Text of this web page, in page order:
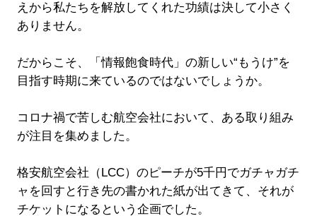
えから私たちを解放してくれた功績は決して小さく
ありません。
だからこそ、「情報飽食時代」の新しい“もうけ”を
目指す時期に来ているのではないでしょうか。
コロナ禍で苦しむ航空会社において、ある取り組み
が注目を集めました。
格安航空会社（LCC）のピーチが5千円でガチャガチ
ャを回すと行き先の書かれた紙が出てきて、それが
チケットになるという企画でした。